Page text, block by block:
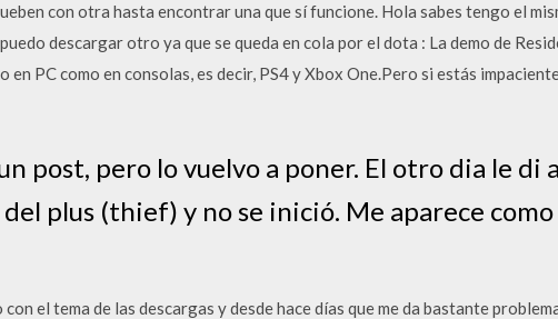
con otra hasta encontrar una que sí funcione. Hola sabes tengo el
descargar otro ya que se queda en cola por el dota : La demo de
PC como en consolas, es decir, PS4 y Xbox One.Pero si estás
post, pero lo vuelvo a poner. El otro dia le di
plus (thief) y no se inició. Me aparece
el tema de las descargas y desde hace días que me da bastante